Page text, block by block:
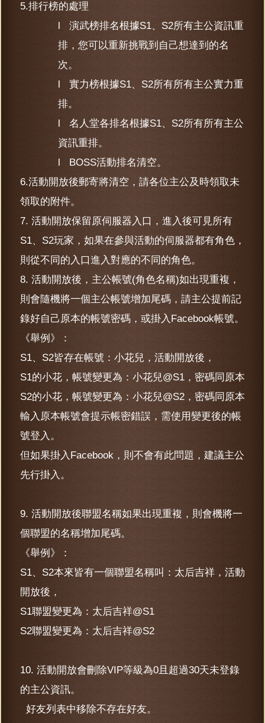
5.排行榜的處理
l 演武榜排名根據S1、S2所有主公資訊重
排，您可以重新挑戰到自己想達到的名
次。
l 實力榜根據S1、S2所有所有主公實力重
排。
l 名人堂各排名根據S1、S2所有所有主公
資訊重排。
l BOSS活動排名清空。
6.活動開放後郵寄將清空，請各位主公及時領取未
領取的附件。
7. 活動開放保留原伺服器入口，進入後可見所有
S1、S2玩家，如果在參與活動的伺服器都有角色，
則從不同的入口進入對應的不同的角色。
8. 活動開放後，主公帳號(角色名稱)如出現重複，
則會隨機將一個主公帳號增加尾碼，請主公提前記
錄好自己原本的帳號密碼，或掛入Facebook帳號。
《舉例》：
S1、S2皆存在帳號：小花兒，活動開放後，
S1的小花，帳號變更為：小花兒@S1，密碼同原本
S2的小花，帳號變更為：小花兒@S2，密碼同原本
輸入原本帳號會提示帳密錯誤，需使用變更後的帳
號登入。
但如果掛入Facebook，則不會有此問題，建議主公
先行掛入。
9. 活動開放後聯盟名稱如果出現重複，則會機將一
個聯盟的名稱增加尾碼。
《舉例》：
S1、S2本來皆有一個聯盟名稱叫：太后吉祥，活動
開放後，
S1聯盟變更為：太后吉祥@S1
S2聯盟變更為：太后吉祥@S2
10. 活動開放會刪除VIP等級為0且超過30天未登錄
的主公資訊。
好友列表中移除不存在好友。